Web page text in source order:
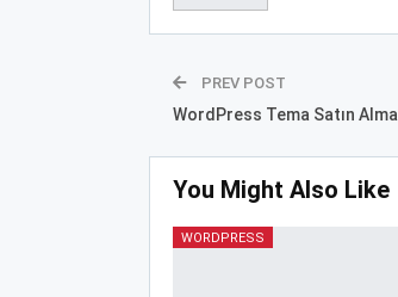
PREV POST
WordPress Tema Satın Alma
You Might Also Like
WORDPRESS